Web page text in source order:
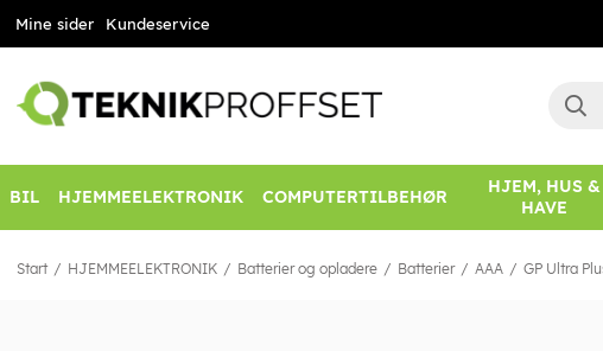
Mine sider Kundeservice
BIL HJEMMEELEKTRONIK COMPUTERTILBEHØR
HJEM, HUS &
HAVE
Start HJEMMEELEKTRONIK Batterier og opladere Batterier AAA GP Ultra